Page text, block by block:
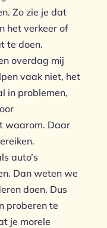
Zo zie je dat
het verkeer of
te doen.
overdag mij
vaak niet, het
in problemen,
waarom. Daar
auto’s
Dan weten we
doen. Dus
proberen te
je morele